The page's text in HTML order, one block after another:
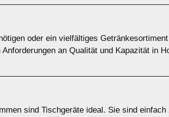
oder ein vielfältiges
an Qualität und Kapazität in
sind Tischgeräte ideal. Sie sind einfach